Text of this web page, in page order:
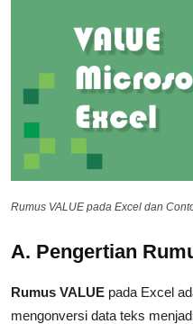
Rumus VALUE pada Excel dan
A. Pengertian
Rumus VALUE pada Excel
mengonversi data teks